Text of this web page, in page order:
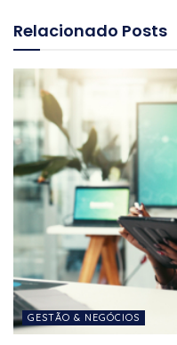
Relacionado Posts
GESTÃO & NEGÓCIOS